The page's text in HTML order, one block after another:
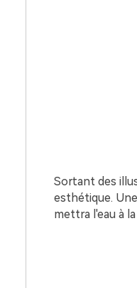
Sortant des
esthétique.
mettra l'eau à